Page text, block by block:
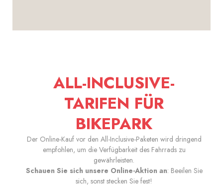
ALL-INCLUSIVE-
TARIFEN FÜR
BIKEPARK
Der Online-Kauf vor den All-Inclusive-Paketen wird dringend
empfohlen, um die Verfügbarkeit des Fahrrads zu
gewährleisten.
Schauen Sie sich unsere Online-Aktion an: Beeilen Sie
sich, sonst stecken Sie fest!